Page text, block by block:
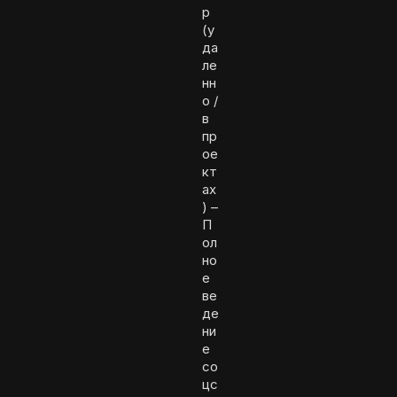
р
(у
да
ле
нн
о /
в
пр
ое
кт
ах
) –
П
ол
но
е
ве
де
ни
е
со
цс